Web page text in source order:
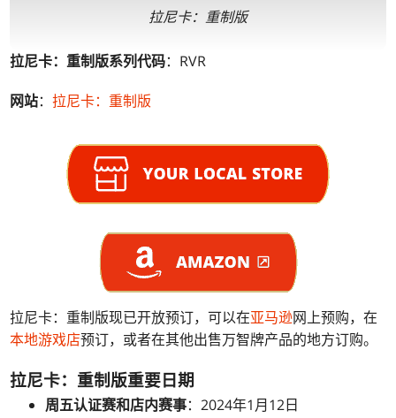
拉尼卡：重制版
拉尼卡：重制版系列代码：RVR
网站：拉尼卡：重制版
拉尼卡：重制版现已开放预订，可以在亚马逊网上预购，在
本地游戏店预订，或者在其他出售万智牌产品的地方订购。
拉尼卡：重制版重要日期
周五认证赛和店内赛事：2024年1月12日